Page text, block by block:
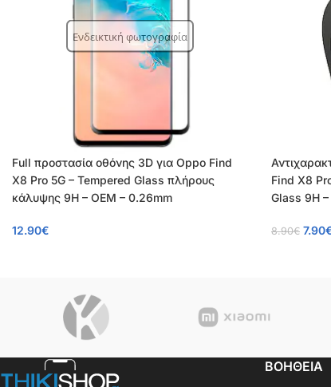
Ενδεικτική φωτογραφία
Full προστασία οθόνης 3D για Oppo Find
X8 Pro 5G – Tempered Glass πλήρους
κάλυψης 9H – OEM – 0.26mm
12.90€
Find X8
Glass 9H
8.90€ 7.90
ΒΟΗΘΕΙΑ